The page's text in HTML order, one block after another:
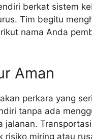
berkat sistem
Tim begitu
nama Anda
Aman
perkara yang
tanpa ada
jalanan.
risiko miring atau